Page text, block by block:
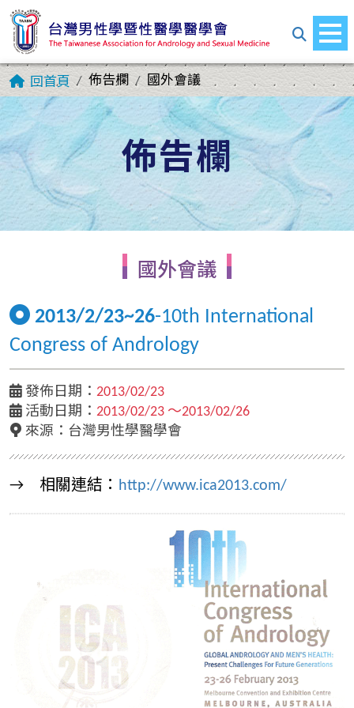
回首頁 佈告欄 國外會議
佈告欄
國外會議
2013/2/23~26-10th International
Congress of Andrology
發佈日期： 2013/02/23
活動日期： 2013/02/23 ～2013/02/26
來源： 台灣男性學醫學會
→ 相關連結： http://www.ica2013.com/